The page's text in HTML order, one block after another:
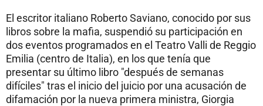
El escritor italiano Roberto Saviano, conocido por sus
libros sobre la mafia, suspendió su participación en
dos eventos programados en el Teatro Valli de Reggio
Emilia (centro de Italia), en los que tenía que
presentar su último libro "después de semanas
difíciles" tras el inicio del juicio por una acusación de
difamación por la nueva primera ministra, Giorgia